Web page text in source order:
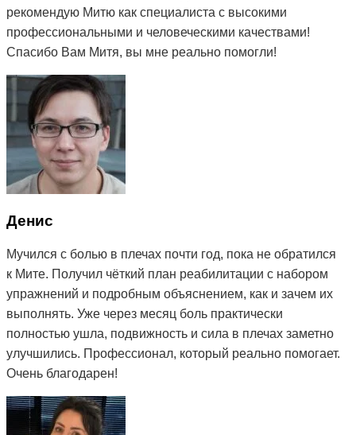
рекомендую Митю как специалиста с высокими
профессиональными и человеческими качествами!
Спасибо Вам Митя, вы мне реально помогли!
Денис
Мучился с болью в плечах почти год, пока не обратился
к Мите. Получил чёткий план реабилитации с набором
упражнений и подробным объяснением, как и зачем их
выполнять. Уже через месяц боль практически
полностью ушла, подвижность и сила в плечах заметно
улучшились. Профессионал, который реально помогает.
Очень благодарен!